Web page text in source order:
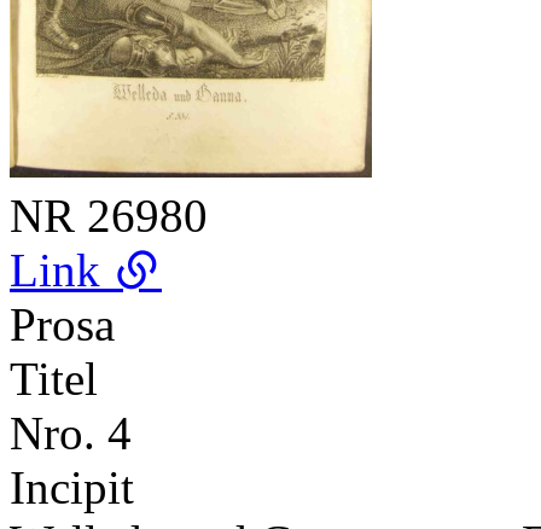
NR 26980
Link
Prosa
Titel
Nro. 4
Incipit